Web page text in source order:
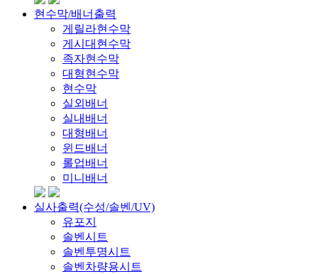
현수막/배너출력
게릴라현수막
게시대현수막
족자현수막
대형현수막
현수막
실외배너
실내배너
대형배너
윈드배너
롤업배너
미니배너
실사출력(수성/솔벤/UV)
유포지
솔벤시트
솔벤투명시트
솔벤차량용시트